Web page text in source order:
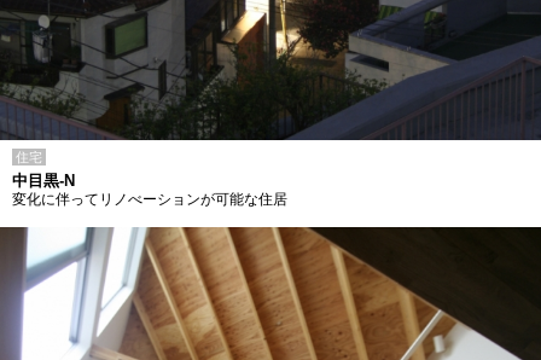
住宅
中目黒-N
変化に伴ってリノべーションが可能な住居